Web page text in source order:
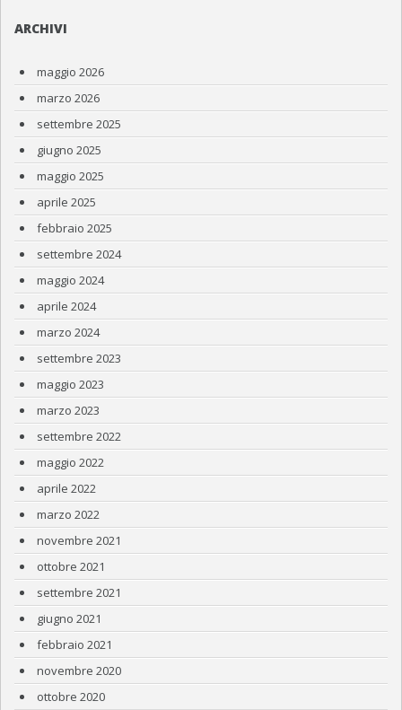
ARCHIVI
maggio 2026
marzo 2026
settembre 2025
giugno 2025
maggio 2025
aprile 2025
febbraio 2025
settembre 2024
maggio 2024
aprile 2024
marzo 2024
settembre 2023
maggio 2023
marzo 2023
settembre 2022
maggio 2022
aprile 2022
marzo 2022
novembre 2021
ottobre 2021
settembre 2021
giugno 2021
febbraio 2021
novembre 2020
ottobre 2020